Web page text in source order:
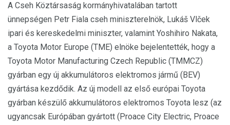
A Cseh Köztársaság kormányhivatalában tartott
ünnepségen Petr Fiala cseh miniszterelnök, Lukáš Vlček
ipari és kereskedelmi miniszter, valamint Yoshihiro Nakata,
a Toyota Motor Europe (TME) elnöke bejelentették, hogy a
Toyota Motor Manufacturing Czech Republic (TMMCZ)
gyárban egy új akkumulátoros elektromos jármű (BEV)
gyártása kezdődik. Az új modell az első európai Toyota
gyárban készülő akkumulátoros elektromos Toyota lesz (az
ugyancsak Európában gyártott (Proace City Electric, Proace